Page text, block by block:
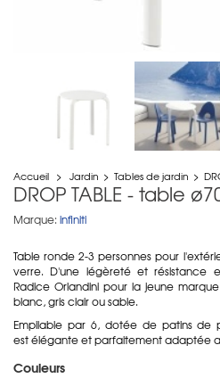
Accueil > Jardin > Tables de jardin >
DROP TABLE - table
Marque: infiniti
Table ronde 2-3 personnes pour
verre. D'une légèreté et résistance
Radice Orlandini pour la jeune
blanc, gris clair ou sable.
Empilable par 6, dotée de patins de
est élégante et parfaitement adaptée
Couleurs